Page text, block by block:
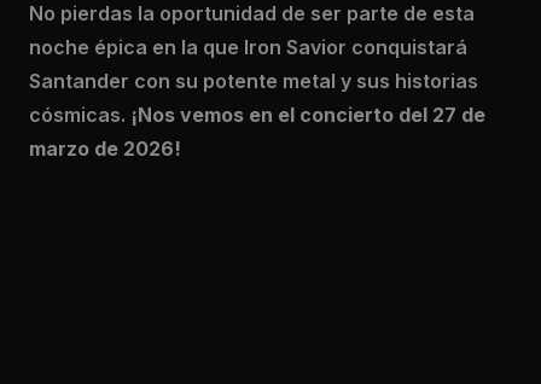
No pierdas la oportunidad de ser parte de esta
noche épica en la que Iron Savior conquistará
Santander con su potente metal y sus historias
cósmicas. ¡Nos vemos en el concierto del 27 de
marzo de 2026!